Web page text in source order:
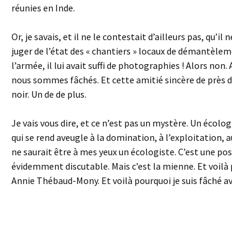
réunies en Inde.
Or, je savais, et il ne le contestait d’ailleurs pas, qu’il
juger de l’état des « chantiers » locaux de
l’armée, il lui avait suffi de photographies ! Alors non.
nous sommes fâchés. Et cette amitié sincère de près
noir. Un de de plus.
Je vais vous dire, et ce n’est pas un mystère. Un
qui se rend aveugle à la domination, à l’exploitation,
ne saurait être à mes yeux un écologiste. C’est une
évidemment discutable. Mais c’est la mienne. Et
Annie Thébaud-Mony. Et voilà pourquoi je suis fâché